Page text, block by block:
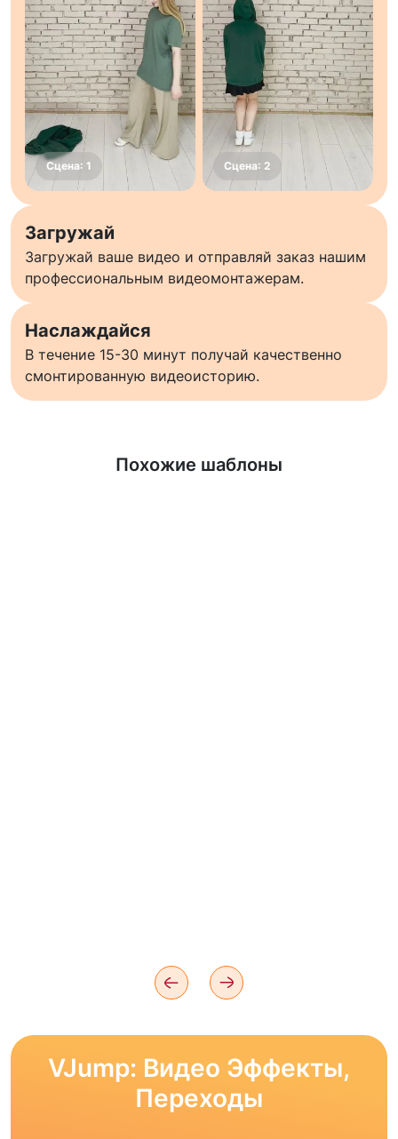
Загружай
Загружай ваше видео и отправляй заказ нашим
профессиональным видеомонтажерам.
Наслаждайся
В течение 15-30 минут получай качественно
смонтированную видеоисторию.
Похожие шаблоны
Узнать больше
VJump: Видео Эффекты,
Переходы